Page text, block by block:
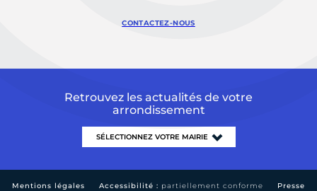
CONTACTEZ-NOUS
Retrouvez les actualités de votre
arrondissement
Mentions légales Accessibilité : partiellement conforme Presse